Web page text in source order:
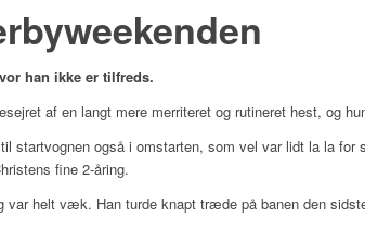
han ikke er tilfreds.
af en langt mere merriteret og rutineret hest, og
startvognen også i omstarten, som vel var lidt la la for
fine 2-åring.
helt væk. Han turde knapt træde på banen den